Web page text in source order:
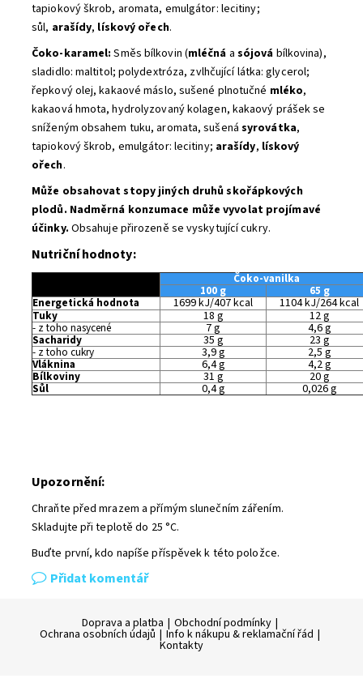
tapiokový škrob, aromata, emulgátor: lecitiny;
sůl, arašídy, lískový ořech.
Čoko-karamel: Směs bílkovin (mléčná a sójová bílkovina),
sladidlo: maltitol; polydextróza, zvlhčující látka: glycerol;
řepkový olej, kakaové máslo, sušené plnotučné mléko,
kakaová hmota, hydrolyzovaný kolagen, kakaový prášek se
sníženým obsahem tuku, aromata, sušená syrovátka,
tapiokový škrob, emulgátor: lecitiny; arašídy, lískový
ořech.
Může obsahovat stopy jiných druhů skořápkových
plodů. Nadměrná konzumace může vyvolat projímavé
účinky. Obsahuje přirozeně se vyskytující cukry.
Nutriční hodnoty:
Čoko-vanilka
100 g 65 g
Energetická hodnota 1699 kJ/407 kcal 1104 kJ/264 kcal
Tuky 18 g 12 g
- z toho nasycené 7 g 4,6 g
Sacharidy 35 g 23 g
- z toho cukry 3,9 g 2,5 g
Vláknina 6,4 g 4,2 g
Bílkoviny 31 g 20 g
Sůl 0,4 g 0,026 g
Upozornění:
Chraňte před mrazem a přímým slunečním zářením.
Skladujte při teplotě do 25 °C.
Buďte první, kdo napíše příspěvek k této položce.
Přidat komentář
Doprava a platba | Obchodní podmínky |
Ochrana osobních údajů | Info k nákupu & reklamační řád |
Kontakty